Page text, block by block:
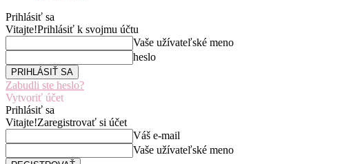
Prihlásiť sa
Vitajte!Prihlásiť k svojmu účtu
Vaše užívateľské meno
heslo
Zabudli ste heslo?
Vytvoriť účet
Prihlásiť sa
Vitajte!Zaregistrovať si účet
Váš e-mail
Vaše užívateľské meno